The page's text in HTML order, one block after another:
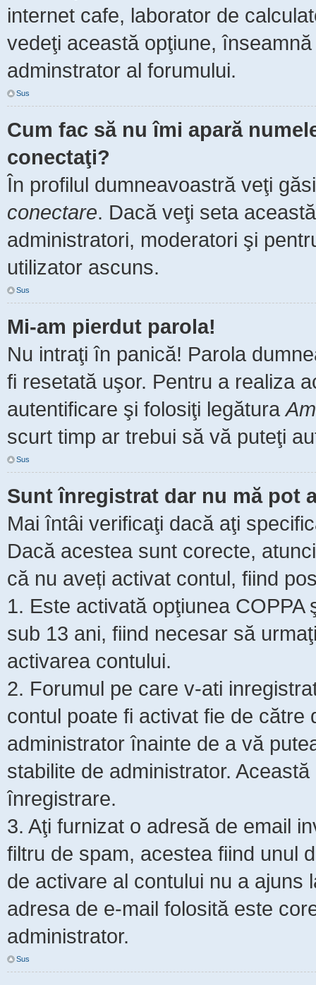
internet cafe, laborator de
vedeţi această opţiune,
adminstrator al forumului.
Sus
Cum fac să nu îmi apară
conectaţi?
În profilul dumneavoastră veţi
conectare. Dacă veţi seta
administratori, moderatori şi
utilizator ascuns.
Sus
Mi-am pierdut parola!
Nu intraţi în panică! Parola
fi resetată uşor. Pentru a realiza
autentificare şi folosiţi legătura
scurt timp ar trebui să vă puteţi
Sus
Sunt înregistrat dar nu mă pot
Mai întâi verificaţi dacă aţi
Dacă acestea sunt corecte,
că nu aveți activat contul, fiind
1. Este activată opţiunea
sub 13 ani, fiind necesar să
activarea contului.
2. Forumul pe care v-ati
contul poate fi activat fie de
administrator înainte de a vă
stabilite de administrator.
înregistrare.
3. Aţi furnizat o adresă de email
filtru de spam, acestea fiind unul
de activare al contului nu a ajuns
adresa de e-mail folosită este
administrator.
Sus